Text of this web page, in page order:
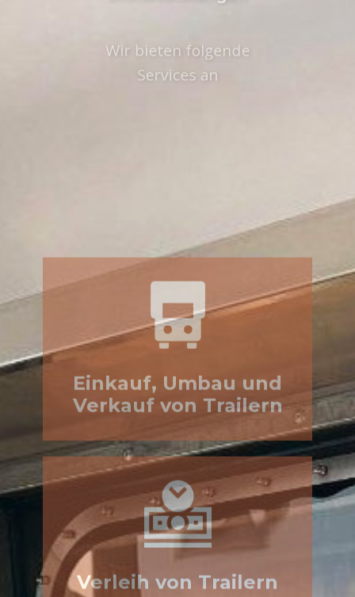
Services an
Einkauf, Umbau und
Verkauf von Trailern
Verleih von Trailern